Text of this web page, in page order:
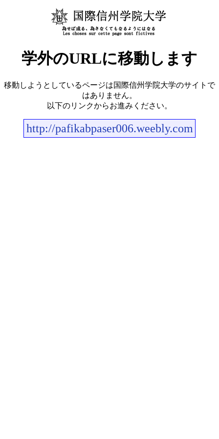
学外のURLに移動します
移動しようとしているページは国際信州学院大学のサイトで
はありません。
以下のリンクからお進みください。
http://pafikabpaser006.weebly.com